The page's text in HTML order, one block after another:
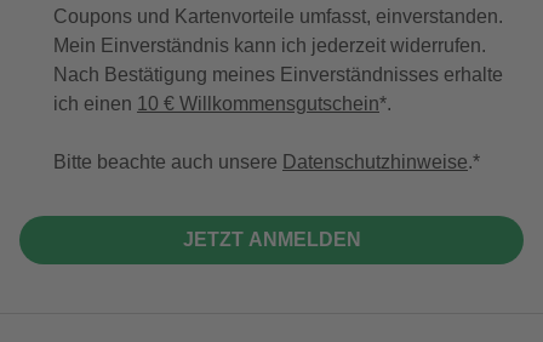
Coupons und Kartenvorteile umfasst, einverstanden.
Mein Einverständnis kann ich jederzeit widerrufen.
Nach Bestätigung meines Einverständnisses erhalte
ich einen 10 € Willkommensgutschein*.
Bitte beachte auch unsere Datenschutzhinweise.
JETZT ANMELDEN